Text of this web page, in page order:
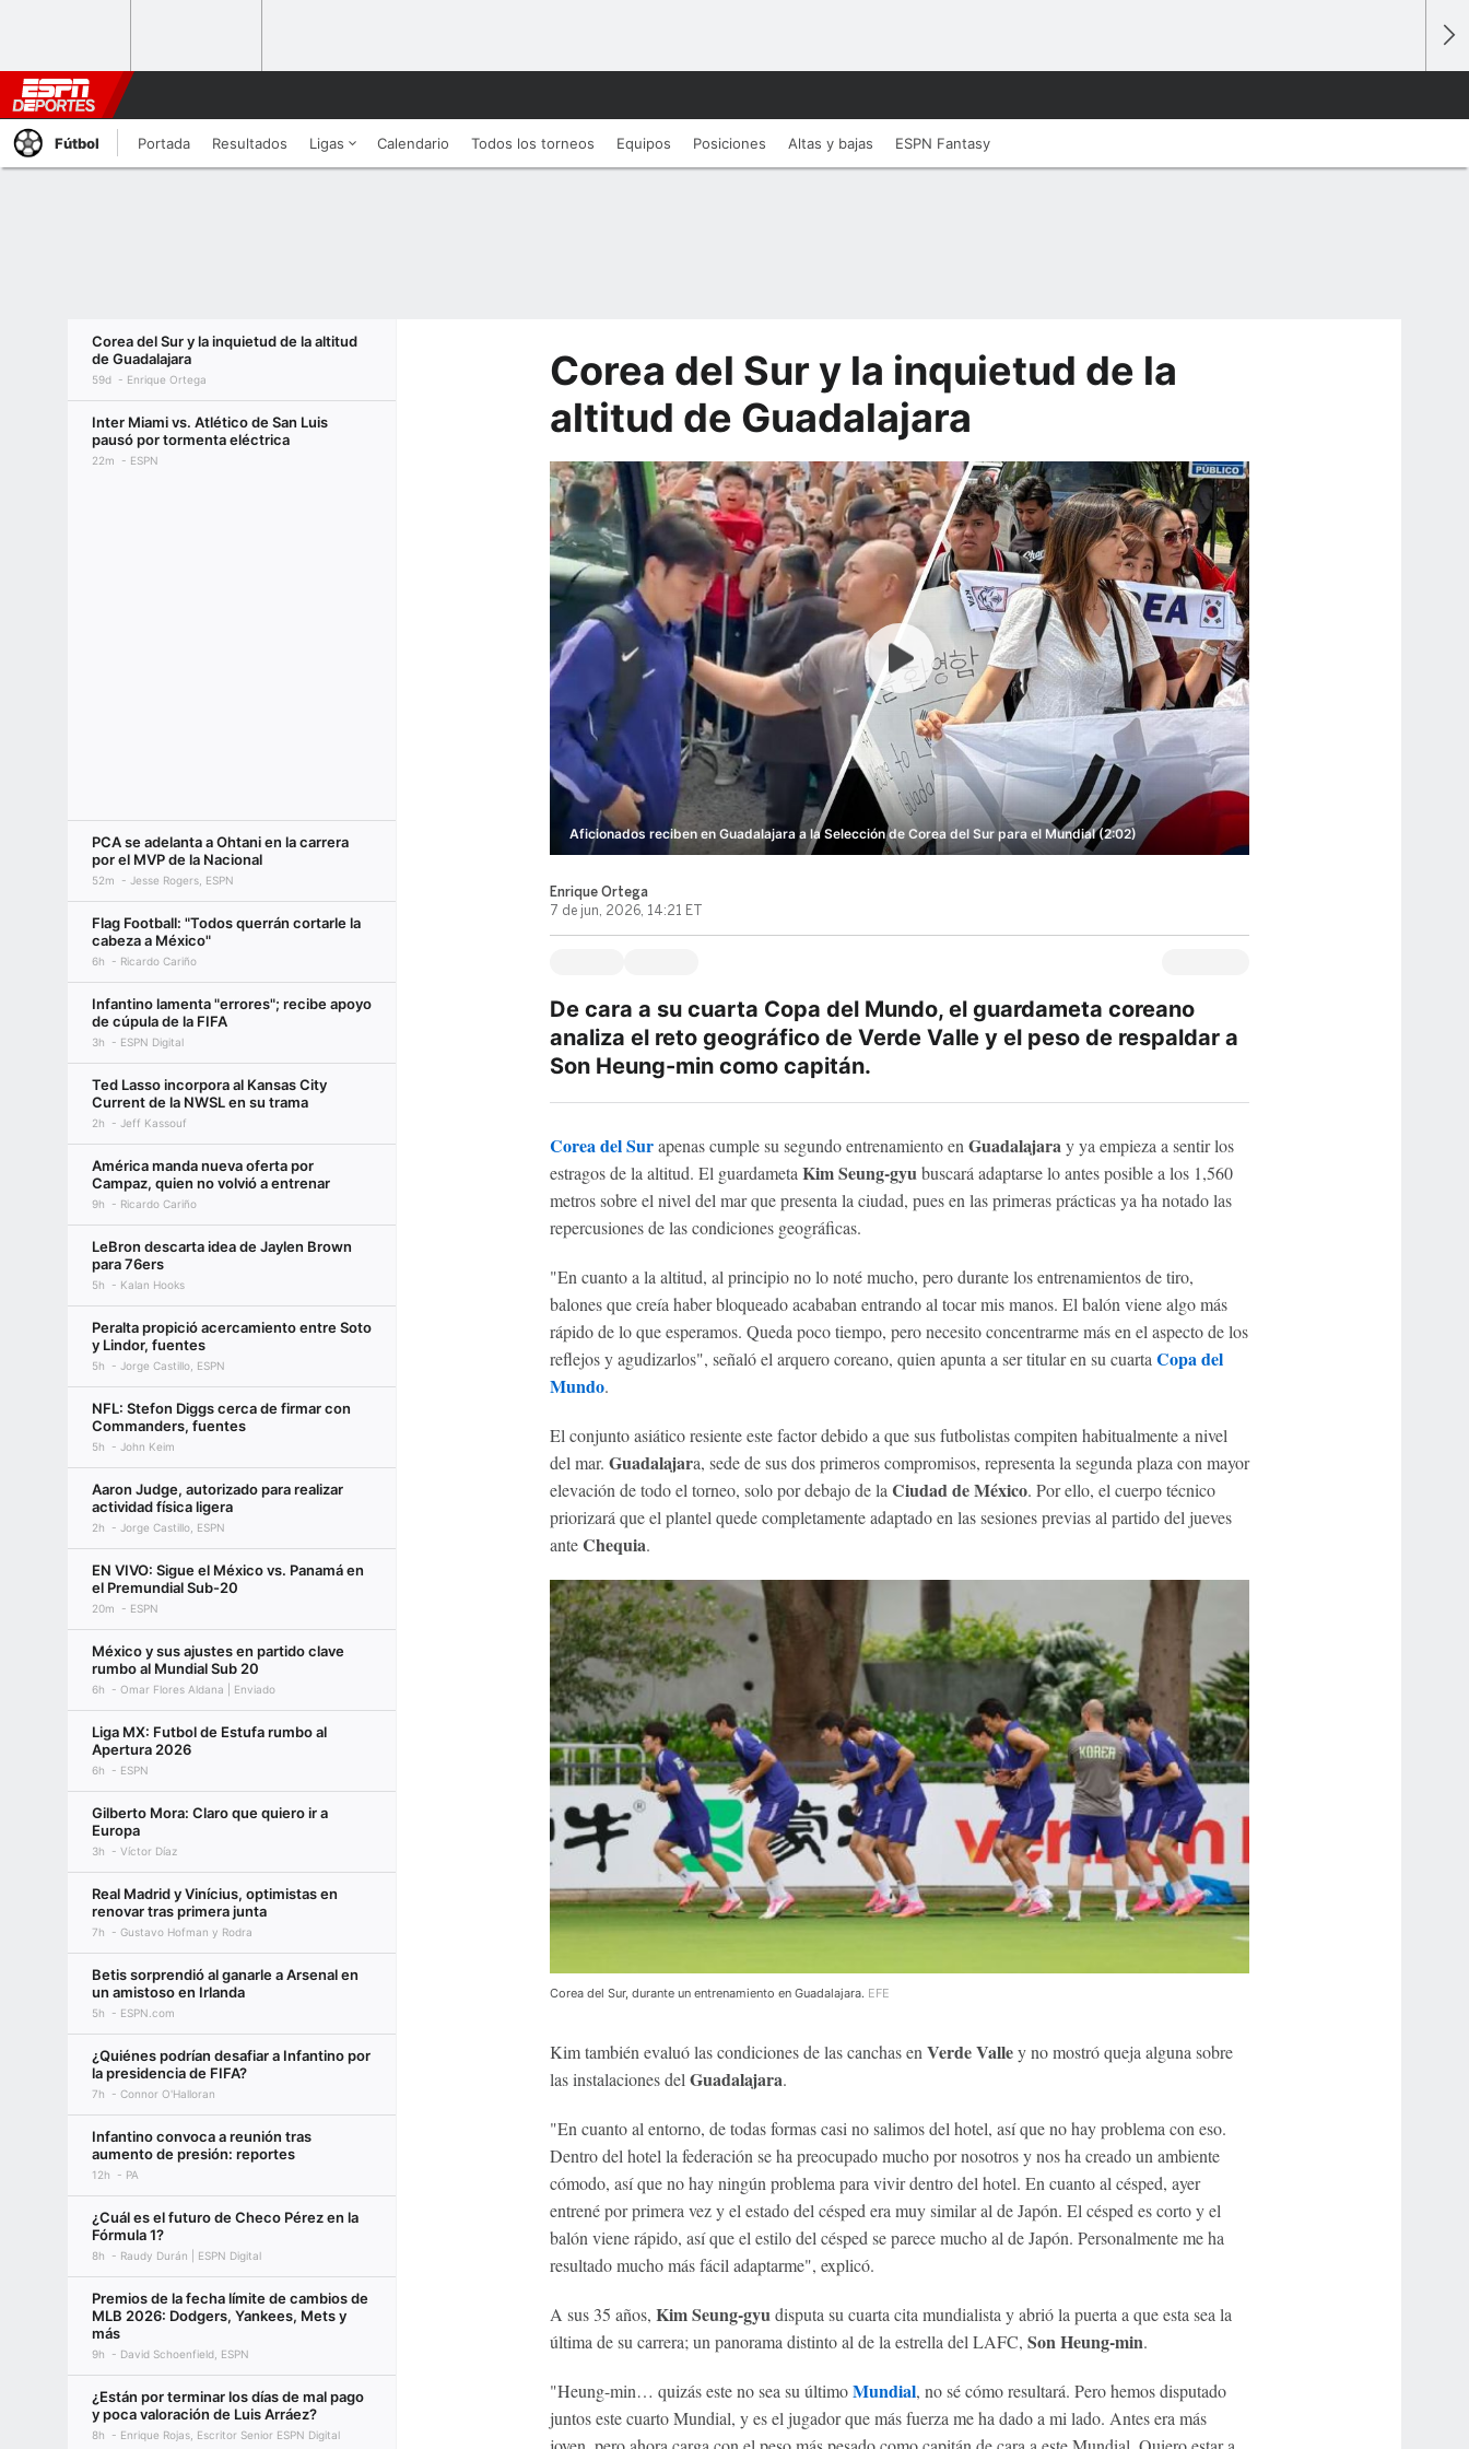
Fútbol Portada Resultados Ligas Calendario Todos los torneos Equipos Posiciones Altas y bajas ESPN Fantasy
Corea del Sur y la inquietud de la altitud
de Guadalajara
59d Enrique Ortega
Inter Miami vs. Atlético de San Luis
pausó por tormenta eléctrica
22m ESPN
PCA se adelanta a Ohtani en la carrera
por el MVP de la Nacional
52m Jesse Rogers, ESPN
Flag Football: "Todos querrán cortarle la
cabeza a México"
6h Ricardo Cariño
Infantino lamenta "errores"; recibe apoyo
de cúpula de la FIFA
3h ESPN Digital
Ted Lasso incorpora al Kansas City
Current de la NWSL en su trama
2h Jeff Kassouf
América manda nueva oferta por
Campaz, quien no volvió a entrenar
9h Ricardo Cariño
LeBron descarta idea de Jaylen Brown
para 76ers
5h Kalan Hooks
Peralta propició acercamiento entre Soto
y Lindor, fuentes
5h Jorge Castillo, ESPN
NFL: Stefon Diggs cerca de firmar con
Commanders, fuentes
5h John Keim
Aaron Judge, autorizado para realizar
actividad física ligera
2h Jorge Castillo, ESPN
EN VIVO: Sigue el México vs. Panamá en
el Premundial Sub-20
20m ESPN
México y sus ajustes en partido clave
rumbo al Mundial Sub 20
6h Omar Flores Aldana | Enviado
Liga MX: Futbol de Estufa rumbo al
Apertura 2026
6h ESPN
Gilberto Mora: Claro que quiero ir a
Europa
3h Víctor Díaz
Real Madrid y Vinícius, optimistas en
renovar tras primera junta
7h Gustavo Hofman y Rodra
Betis sorprendió al ganarle a Arsenal en
un amistoso en Irlanda
5h ESPN.com
¿Quiénes podrían desafiar a Infantino por
la presidencia de FIFA?
7h Connor O'Halloran
Infantino convoca a reunión tras
aumento de presión: reportes
12h PA
¿Cuál es el futuro de Checo Pérez en la
Fórmula 1?
8h Raudy Durán | ESPN Digital
Premios de la fecha límite de cambios de
MLB 2026: Dodgers, Yankees, Mets y
más
9h David Schoenfield, ESPN
¿Están por terminar los días de mal pago
y poca valoración de Luis Arráez?
8h Enrique Rojas, Escritor Senior ESPN Digital
Corea del Sur y la inquietud de la
altitud de Guadalajara
Aficionados reciben en Guadalajara a la Selección de Corea del Sur para el Mundial (2:02)
Enrique Ortega
7 de jun, 2026, 14:21 ET
De cara a su cuarta Copa del Mundo, el guardameta coreano
analiza el reto geográfico de Verde Valle y el peso de respaldar a
Son Heung-min como capitán.
Corea del Surapenas cumple su segundo entrenamiento en Guadalajara y ya empieza a sentir los
estragos de la altitud. El guardameta Kim Seung-gyu buscará adaptarse lo antes posible a los 1,560
metros sobre el nivel del mar que presenta la ciudad, pues en las primeras prácticas ya ha notado las
repercusiones de las condiciones geográficas.
"En cuanto a la altitud, al principio no lo noté mucho, pero durante los entrenamientos de tiro,
balones que creía haber bloqueado acababan entrando al tocar mis manos. El balón viene algo más
rápido de lo que esperamos. Queda poco tiempo, pero necesito concentrarme más en el aspecto de los
reflejos y agudizarlos", señaló el arquero coreano, quien apunta a ser titular en su cuarta Copa del
Mundo.
El conjunto asiático resiente este factor debido a que sus futbolistas compiten habitualmente a nivel
del mar. Guadalajara, sede de sus dos primeros compromisos, representa la segunda plaza con mayor
elevación de todo el torneo, solo por debajo de la Ciudad de México. Por ello, el cuerpo técnico
priorizará que el plantel quede completamente adaptado en las sesiones previas al partido del jueves
anteChequia.
Corea del Sur, durante un entrenamiento en Guadalajara. EFE
Kim también evaluó las condiciones de las canchas enVerde Valley no mostró queja alguna sobre
las instalaciones delGuadalajara.
"En cuanto al entorno, de todas formas casi no salimos del hotel, así que no hay problema con eso.
Dentro del hotel la federación se ha preocupado mucho por nosotros y nos ha creado un ambiente
cómodo, así que no hay ningún problema para vivir dentro del hotel. En cuanto al césped, ayer
entrené por primera vez y el estado del césped era muy similar al de Japón. El césped es corto y el
balón viene rápido, así que el estilo del césped se parece mucho al de Japón. Personalmente me ha
resultado mucho más fácil adaptarme", explicó.
A sus 35 años, Kim Seung-gyudisputa su cuarta cita mundialista y abrió la puerta a que esta sea la
última de su carrera; un panorama distinto al de la estrella del LAFC, Son Heung-min.
"Heung-min… quizás este no sea su últimoMundial, no sé cómo resultará. Pero hemos disputado
juntos este cuarto Mundial, y es el jugador que más fuerza me ha dado a mi lado. Antes era más